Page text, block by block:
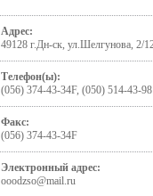
Адрес:
49128 г.Дн-ск, ул.Шелгунова, 2/
Телефон(ы):
(056) 374-43-34F, (050) 514-43-98
Факс:
(056) 374-43-34F
Электронный адрес:
ooodzso@mail.ru